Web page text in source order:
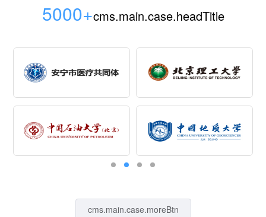
5000+cms.main.case.headTitle
cms.main.case.moreBtn